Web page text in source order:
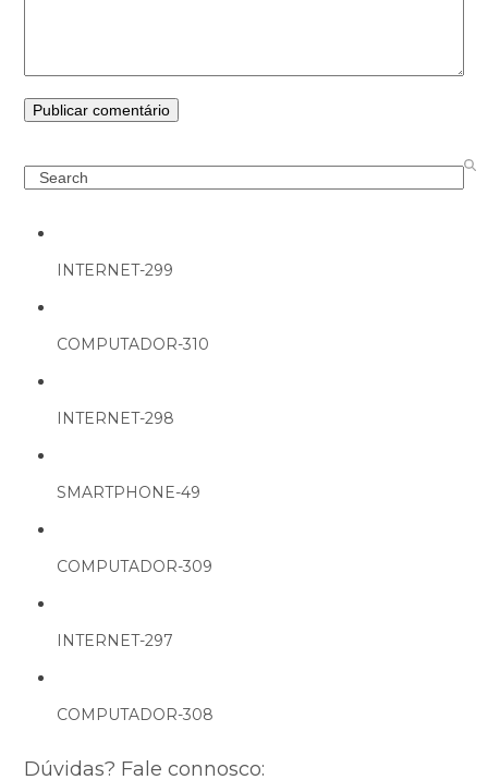
Search
INTERNET-299
COMPUTADOR-310
INTERNET-298
SMARTPHONE-49
COMPUTADOR-309
INTERNET-297
COMPUTADOR-308
Dúvidas? Fale connosco: